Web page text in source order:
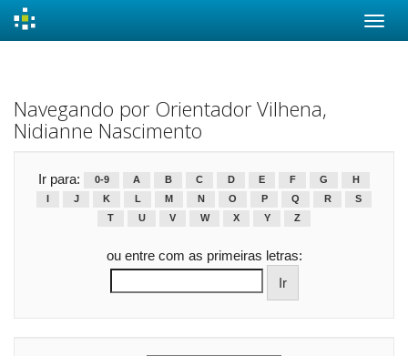
Navegando por Orientador Vilhena,
Nidianne Nascimento
Ir para: 0-9 A B C D E F G
H
J K L M N O P Q R
S
T
U V W X Y Z
ou entre com as primeiras letras: